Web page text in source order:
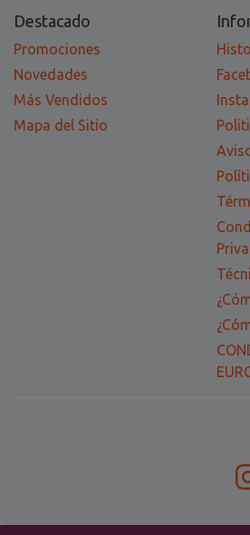
Destacado
Promociones
Novedades
Más Vendidos
Mapa del Sitio